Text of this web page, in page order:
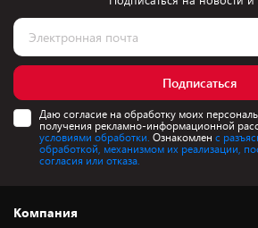
Подписаться
Даю согласие на обработку моих
получения рекламно-информационной
условиями обработки. Ознакомлен с
обработкой, механизмом их реализации,
согласия или отказа.
Компания